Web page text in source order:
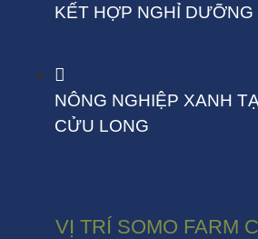
KẾT HỢP NGHỈ
NÔNG NGHIỆP XANH
CỬU LONG
VỊ TRÍ SOMO FARM